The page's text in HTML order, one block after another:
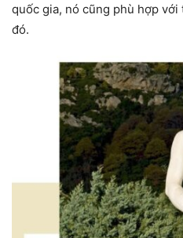
quốc gia, nó cũng phù hợp
đó.